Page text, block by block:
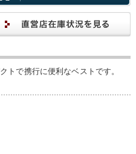
トで携行に便利なベストです。